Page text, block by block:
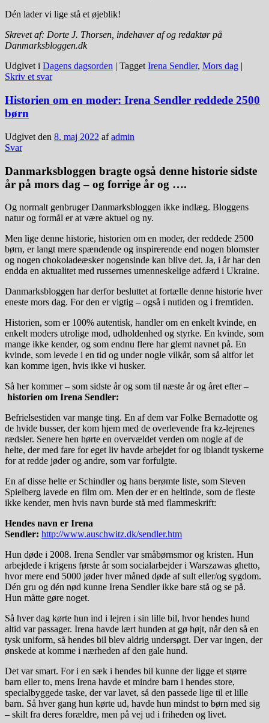
Dén lader vi lige stå et øjeblik!
Skrevet af: Dorte J. Thorsen, indehaver af og redaktør på
Danmarksbloggen.dk
Udgivet i Dagens dagsorden | Tagget Irena Sendler, Mors dag |
Skriv et svar
Historien om en moder: Irena Sendler reddede 2500
børn
Udgivet den 8. maj 2022 afadmin
Svar
Danmarksbloggen bragte også denne historie sidste
år på mors dag – og forrige år og ….
Og normalt genbruger Danmarksbloggen ikke indlæg. Bloggens
natur og formål er at være aktuel og ny.
Men lige denne historie, historien om en moder, der reddede 2500
børn, er langt mere spændende og inspirerende end nogen blomster
og nogen chokoladeæsker nogensinde kan blive det. Ja, i år har den
endda en aktualitet med russernes umenneskelige adfærd i Ukraine.
Danmarksbloggen har derfor besluttet at fortælle denne historie hver
eneste mors dag. For den er vigtig – også i nutiden og i fremtiden.
Historien, som er 100% autentisk, handler om en enkelt kvinde, en
enkelt moders utrolige mod, udholdenhed og styrke. En kvinde, som
mange ikke kender, og som endnu flere har glemt navnet på. En
kvinde, som levede i en tid og under nogle vilkår, som så altfor let
kan komme igen, hvis ikke vi husker.
Så her kommer – som sidste år og som til næste år og året efter –
historien om Irena Sendler:
Befrielsestiden var mange ting. En af dem var Folke Bernadotte og
de hvide busser, der kom hjem med de overlevende fra kz-lejrenes
rædsler. Senere hen hørte en overvældet verden om nogle af de
helte, der med fare for eget liv havde arbejdet for og iblandt tyskerne
for at redde jøder og andre, som var forfulgte.
En af disse helte er Schindler og hans berømte liste, som Steven
Spielberg lavede en film om. Men der er en heltinde, som de fleste
ikke kender, men hvis navn burde stå med flammeskrift:
Hendes navn er Irena
Sendler: http://www.auschwitz.dk/sendler.htm
Hun døde i 2008. Irena Sendler var småbørnsmor og kristen. Hun
arbejdede i krigens første år som socialarbejder i Warszawas ghetto,
hvor mere end 5000 jøder hver måned døde af sult eller/og sygdom.
Dén gru og dén nød kunne Irena Sendler ikke bare stå og se på.
Hun måtte gøre noget.
Så hver dag kørte hun ind i lejren i sin lille bil, hvor hendes hund
altid var passager. Irena havde lært hunden at gø højt, når den så en
tysk uniform, så hendes bil blev aldrig undersøgt. Der var ingen, der
ønskede at komme i nærheden af den gale hund.
Det var smart. For i en sæk i hendes bil kunne der ligge et større
barn eller to, mens Irena havde et mindre barn i hendes store,
specialbyggede taske, der var lavet, så den passede lige til et lille
barn. Så hver gang hun kørte ud, havde hun mindst to børn med sig
– skilt fra deres forældre, men på vej ud i friheden og livet.